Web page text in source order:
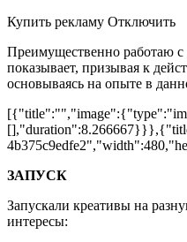
Купить рекламу Отключить
Преимущественно работаю с
показывает, призывая к
основываясь на опыте в
ЗАПУСК
Запускали креативы на
интересы: